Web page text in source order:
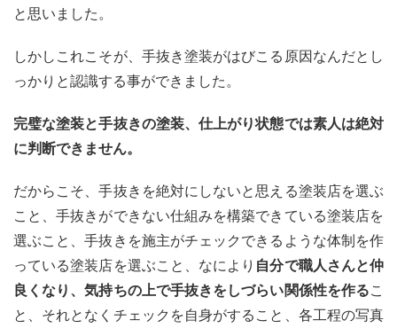
と思いました。
しかしこれこそが、手抜き塗装がはびこる原因なんだとし
っかりと認識する事ができました。
完璧な塗装と手抜きの塗装、仕上がり状態では素人は絶対
に判断できません。
だからこそ、手抜きを絶対にしないと思える塗装店を選ぶ
こと、手抜きができない仕組みを構築できている塗装店を
選ぶこと、手抜きを施主がチェックできるような体制を作
っている塗装店を選ぶこと、なにより 自分で職人さんと仲
良くなり、気持ちの上で手抜きをしづらい関係性を作るこ
と、それとなくチェックを自身がすること、各工程の写真